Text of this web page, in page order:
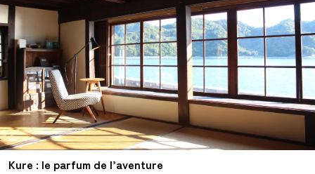
Kure : le parfum de l’aventure